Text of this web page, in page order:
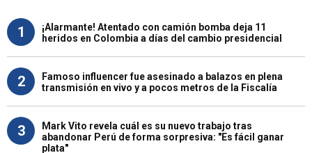
1
¡Alarmante! Atentado con camión bomba deja 11
heridos en Colombia a días del cambio presidencial
2
Famoso influencer fue asesinado a balazos en plena
transmisión en vivo y a pocos metros de la Fiscalía
3
Mark Vito revela cuál es su nuevo trabajo tras
abandonar Perú de forma sorpresiva: "Es fácil ganar
plata"